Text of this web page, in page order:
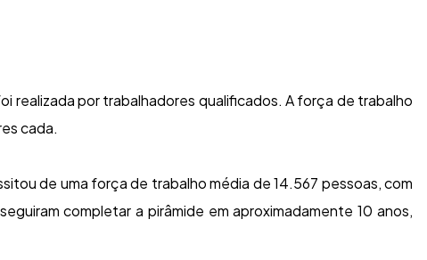
realizada por trabalhadores qualificados. A força de trabalho
cada.
de uma força de trabalho média de 14.567 pessoas, com
completar a pirâmide em aproximadamente 10 anos,